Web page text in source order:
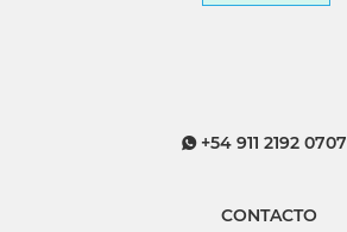
+54 911 2192 0707
CONTACTO